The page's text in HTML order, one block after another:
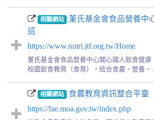
相關網站
董氏基金會食品營養中
這
https://www.nutri.jtf.org.tw/Home
董氏基金會食品營養中心關心國人飲食健康
校園飲食教育（食育），結合食農、營養、...
相關網站
食農教育資訊整合平臺
https://fae.moa.gov.tw/index.php